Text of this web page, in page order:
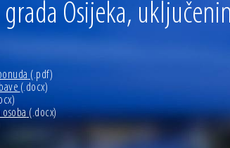
Osijeka,
(.pdf)
(.docx)
(.docx)